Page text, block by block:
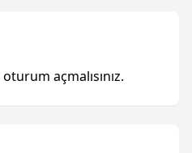
oturum açmalısınız.